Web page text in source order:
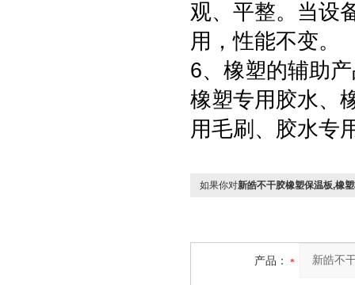
观、平整。当设
用，性能不变。
6、橡塑的辅助
橡塑专用胶水、
用毛刷、胶水专
如果你对新皓不干胶橡塑保温板,橡
产品：